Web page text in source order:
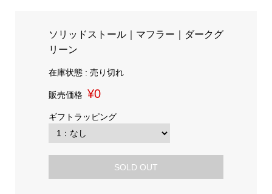
ソリッドストール｜マフラー｜ダークグ
リーン
在庫状態 : 売り切れ
販売価格 ¥0
ギフトラッピング
SOLD OUT